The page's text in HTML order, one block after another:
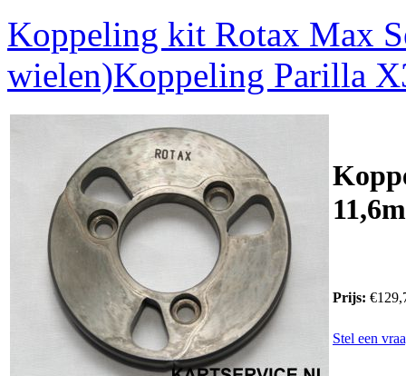
Koppeling kit Rotax Max
wielen)Koppeling Parilla
Prijs:
Stel een